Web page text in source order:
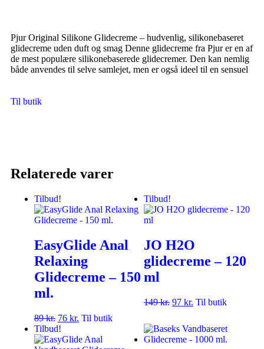
Pjur Original Silikone Glidecreme – hudvenlig, silikonebaseret
glidecreme uden duft og smag Denne glidecreme fra Pjur er en af
de mest populære silikonebaserede glidecremer. Den kan nemlig
både anvendes til selve samlejet, men er også ideel til en sensuel
Til butik
Relaterede varer
Tilbud!
EasyGlide Anal
Relaxing
Glidecreme – 150
ml.
89kr. 76 kr. Til butik
Tilbud!
JO H2O
glidecreme – 120
ml
149kr. 97 kr. Til butik
Tilbud!